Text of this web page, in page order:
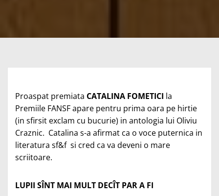
Proaspat premiata CATALINA FOMETICI la
Premiile FANSF apare pentru prima oara pe hirtie
(in sfirsit exclam cu bucurie) in antologia lui Oliviu
Craznic. Catalina s-a afirmat ca o voce puternica in
literatura sf&f si cred ca va deveni o mare
scriitoare.
LUPII SÎNT MAI MULT DECÎT PAR A FI